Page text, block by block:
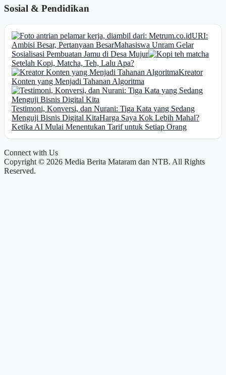
Sosial & Pendidikan
URI:
Ambisi Besar, Pertanyaan BesarMahasiswa Unram Gelar
Sosialisasi Pembuatan Jamu di Desa Mujur
Setelah Kopi, Matcha, Teh, Lalu Apa?
Kreator
Konten yang Menjadi Tahanan Algoritma
Testimoni, Konversi, dan Nurani: Tiga Kata yang Sedang
Menguji Bisnis Digital KitaHarga Saya Kok Lebih Mahal?
Ketika AI Mulai Menentukan Tarif untuk Setiap Orang
Connect with Us
Copyright © 2026 Media Berita Mataram dan NTB. All Rights
Reserved.